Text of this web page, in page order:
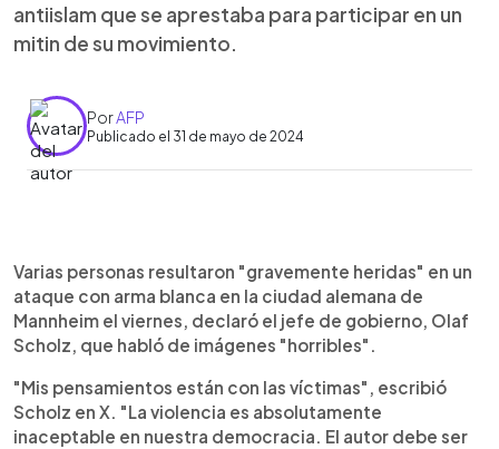
antiislam que se aprestaba para participar en un
mitin de su movimiento.
PorAFP
Publicado el 31 de mayo de 2024
Escuchar artículo
Varias personas resultaron "gravemente heridas" en un
ataque con arma blanca en la ciudad alemana de
Mannheim el viernes, declaró el jefe de gobierno, Olaf
Scholz, que habló de imágenes "horribles".
"Mis pensamientos están con las víctimas", escribió
Scholz en X. "La violencia es absolutamente
inaceptable en nuestra democracia. El autor debe ser